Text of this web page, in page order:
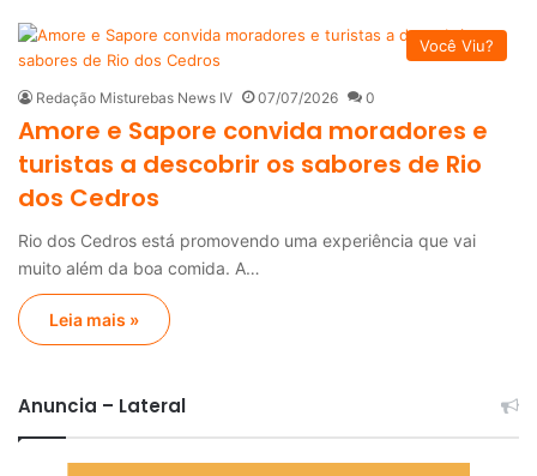
Você Viu?
Redação Misturebas News IV 07/07/2026 0
Amore e Sapore convida moradores e
turistas a descobrir os sabores de Rio
dos Cedros
Rio dos Cedros está promovendo uma experiência que vai
muito além da boa comida. A…
Leia mais »
Anuncia – Lateral